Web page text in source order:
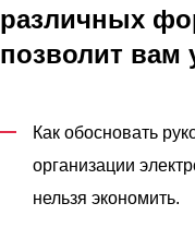
различных
позволит вам
Как обосновать
организации
нельзя экономить.